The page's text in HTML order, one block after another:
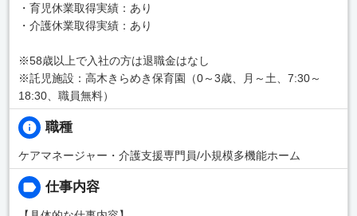
・育児休業取得実績：あり
・介護休業取得実績：あり
※58歳以上で入社の方は退職金はなし
※託児施設：高木きらめき保育園（0～3歳、月～土、7:30～
18:30、職員無料）
職種
ケアマネージャー・介護支援専門員/小規模多機能ホーム
仕事内容